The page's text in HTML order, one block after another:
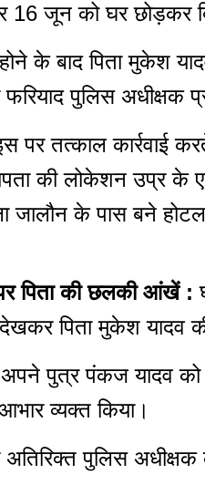
16 जून को घर छोड़कर
के बाद पिता मुकेश
पुलिस अधीक्षक
पर तत्काल कार्रवाई
की लोकेशन उप्र के
जालौन के पास बने
पिता की छलकी आंखें :
पिता मुकेश
पुत्र पंकज यादव को
व्यक्त किया।
पुलिस अधीक्षक